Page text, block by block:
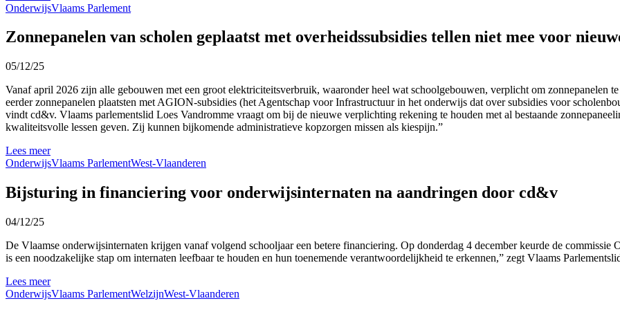
OnderwijsVlaams Parlement
Zonnepanelen van scholen geplaatst met overheidssubsidies tellen niet mee voor
05/12/25
Vanaf april 2026 zijn alle gebouwen met een groot elektriciteitsverbruik, waaronder heel wat schoolgebouwen, verplicht om zonnepanelen
eerder zonnepanelen plaatsten met AGION-subsidies (het Agentschap voor Infrastructuur in het onderwijs dat over subsidies voor
vindt cd&v. Vlaams parlementslid Loes Vandromme vraagt om bij de nieuwe verplichting rekening te houden met al bestaande
kwaliteitsvolle lessen geven. Zij kunnen bijkomende administratieve kopzorgen missen als kiespijn.”
Lees meer
OnderwijsVlaams ParlementWest-Vlaanderen
Bijsturing in financiering voor onderwijsinternaten na aandringen door cd&v
04/12/25
De Vlaamse onderwijsinternaten krijgen vanaf volgend schooljaar een betere financiering. Op donderdag 4 december keurde de
is een noodzakelijke stap om internaten leefbaar te houden en hun toenemende verantwoordelijkheid te erkennen,” zegt Vlaams
Lees meer
OnderwijsVlaams ParlementWelzijnWest-Vlaanderen